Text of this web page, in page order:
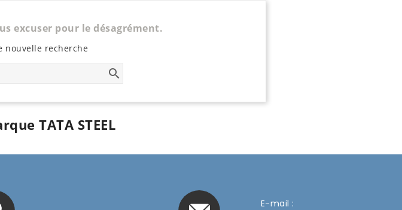
excuser pour le désagrément.
nouvelle recherche

TATA STEEL
E-mail :